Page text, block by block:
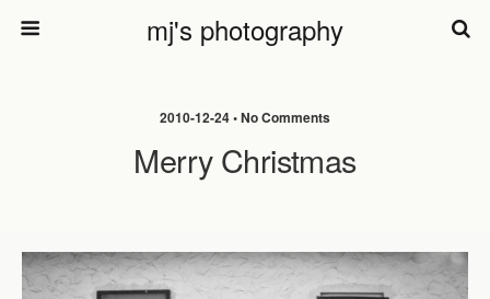
mj's photography
2010-12-24 • No Comments
Merry Christmas